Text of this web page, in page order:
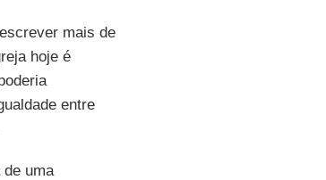
mais de
hoje é
entre
uma